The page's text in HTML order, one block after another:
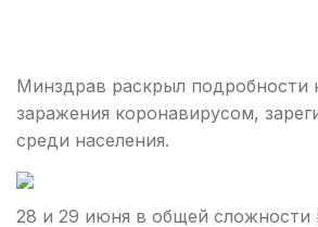
Минздрав раскрыл подробности
заражения коронавирусом,
среди населения.
28 и 29 июня в общей сложности